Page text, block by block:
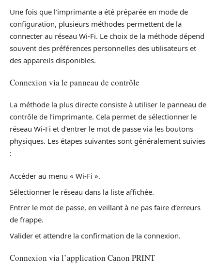
Une fois que l’imprimante a été préparée en mode de
configuration, plusieurs méthodes permettent de la
connecter au réseau Wi-Fi. Le choix de la méthode dépend
souvent des préférences personnelles des utilisateurs et
des appareils disponibles.
Connexion via le panneau de contrôle
La méthode la plus directe consiste à utiliser le panneau de
contrôle de l’imprimante. Cela permet de sélectionner le
réseau Wi-Fi et d’entrer le mot de passe via les boutons
physiques. Les étapes suivantes sont généralement suivies
:
Accéder au menu « Wi-Fi ».
Sélectionner le réseau dans la liste affichée.
Entrer le mot de passe, en veillant à ne pas faire d’erreurs
de frappe.
Valider et attendre la confirmation de la connexion.
Connexion via l’application Canon PRINT